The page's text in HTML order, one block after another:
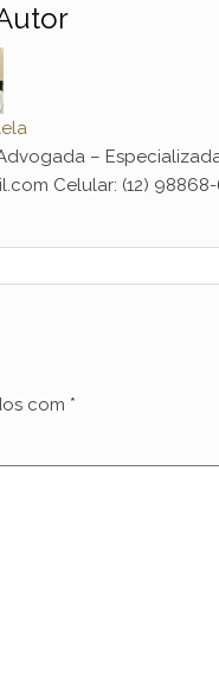
–
Celular: (12)
com *